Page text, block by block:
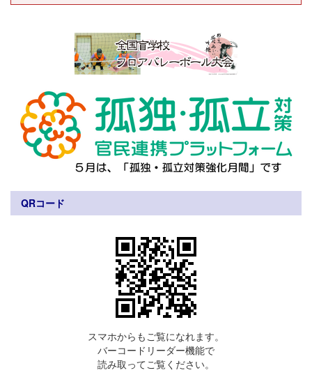
QRコード
スマホからもご覧になれます。
バーコードリーダー機能で
読み取ってご覧ください。